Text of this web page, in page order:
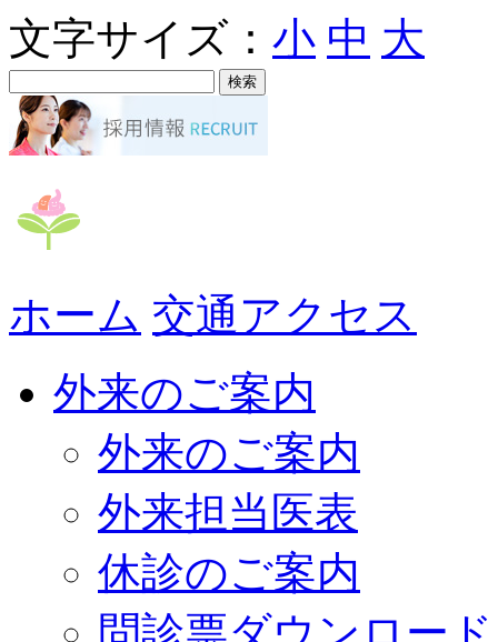
文字サイズ： 小 中 大
ホーム 交通アクセス
外来のご案内
外来のご案内
外来担当医表
休診のご案内
問診票ダウンロード